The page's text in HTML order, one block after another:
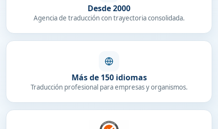
Desde 2000
Agencia de traducción con trayectoria consolidada.
Más de 150 idiomas
Traducción profesional para empresas y organismos.